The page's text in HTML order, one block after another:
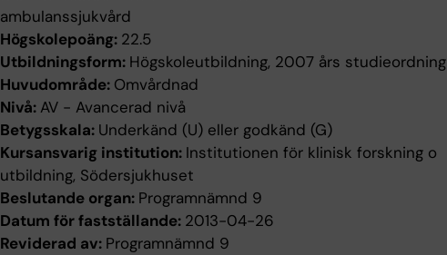
ambulanssjukvård
Högskolepoäng: 22.5
Utbildningsform: Högskoleutbildning, 2007 års studieordning
Huvudområde: Omvårdnad
Nivå: AV - Avancerad nivå
Betygsskala: Underkänd (U) eller godkänd (G)
Kursansvarig institution: Institutionen för klinisk forskning o
utbildning, Södersjukhuset
Beslutande organ: Programnämnd 9
Datum för fastställande: 2013-04-26
Reviderad av: Programnämnd 9